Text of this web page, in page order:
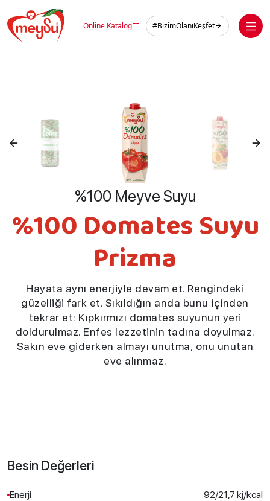
to
content
Online Katalog #BizimOlanıKeşfet
%100 Meyve Suyu
%100 Domates Suyu
Prizma
Hayata aynı enerjiyle devam et. Rengindeki
güzelliği fark et. Sıkıldığın anda bunu içinden
tekrar et: Kıpkırmızı domates suyunun yeri
doldurulmaz. Enfes lezzetinin tadına doyulmaz.
Sakın eve giderken almayı unutma, onu unutan
eve alınmaz.
Besin Değerleri
Enerji 92/21,7 kj/kcal